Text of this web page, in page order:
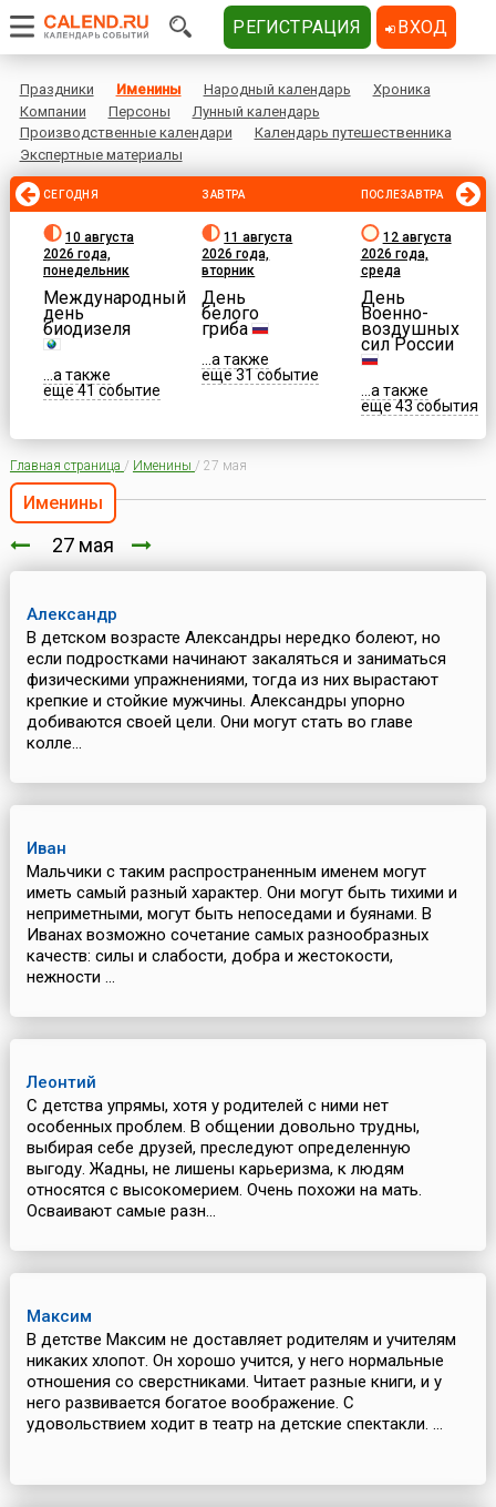
Праздники Именины Народный календарь
Хроника
Компании
Персоны
Лунный календарь
Производственные календари
Календарь путешественника
Экспертные материалы
СЕГОДНЯ
10 августа
2026 года,
понедельник
Международный
день
биодизеля
...а также
еще 41 событие
ЗАВТРА
11 августа
2026 года,
вторник
День
белого
гриба
...а также
еще 31 событие
ПОСЛЕЗАВТРА
12 августа
2026 года,
среда
День
Военно-
воздушных
сил России
...а также
еще 43 события
Главная страница / Именины / 27 мая
Именины
27 мая
Александр
В детском возрасте Александры нередко болеют, но
если подростками начинают закаляться и заниматься
физическими упражнениями, тогда из них вырастают
крепкие и стойкие мужчины. Александры упорно
добиваются своей цели. Они могут стать во главе
колле...
Иван
Мальчики с таким распространенным именем могут
иметь самый разный характер. Они могут быть тихими и
неприметными, могут быть непоседами и буянами. В
Иванах возможно сочетание самых разнообразных
качеств: силы и слабости, добра и жестокости,
нежности ...
Леонтий
С детства упрямы, хотя у родителей с ними нет
особенных проблем. В общении довольно трудны,
выбирая себе друзей, преследуют определенную
выгоду. Жадны, не лишены карьеризма, к людям
относятся с высокомерием. Очень похожи на мать.
Осваивают самые разн...
Максим
В детстве Максим не доставляет родителям и учителям
никаких хлопот. Он хорошо учится, у него нормальные
отношения со сверстниками. Читает разные книги, и у
него развивается богатое воображение. С
удовольствием ходит в театр на детские спектакли. ...
РЕГИСТРАЦИЯ ВХОД